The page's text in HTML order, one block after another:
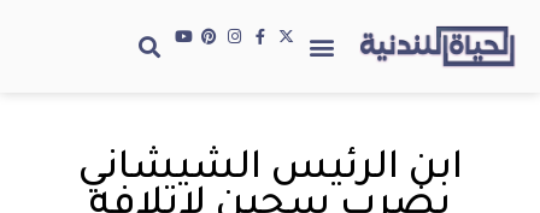
ابن الرئيس الشيشاني